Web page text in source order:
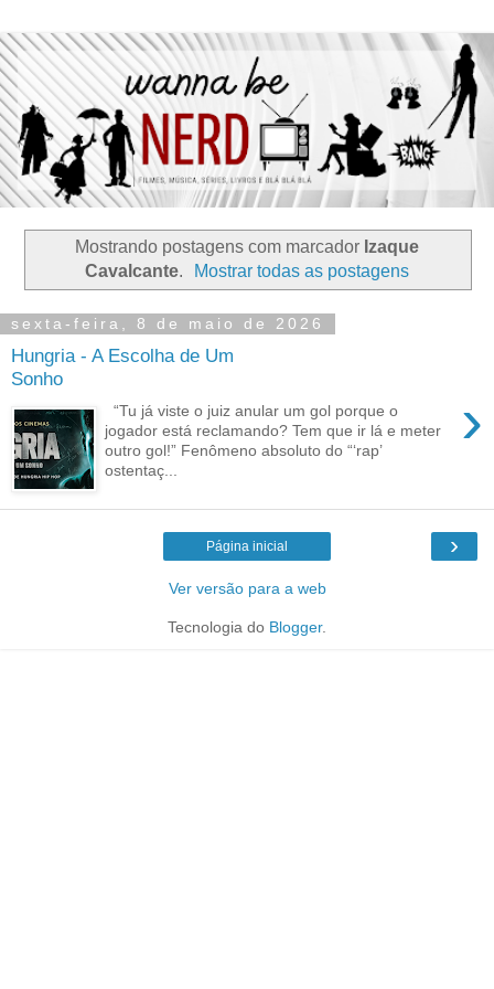
Mostrando postagens com marcador Izaque
Cavalcante. Mostrar todas as postagens
sexta-feira, 8 de maio de 2026
Hungria - A Escolha de Um
Sonho
›
“Tu já viste o juiz anular um gol porque o
jogador está reclamando? Tem que ir lá e meter
outro gol!” Fenômeno absoluto do “‘rap’
ostentaç...
›
Página inicial
Ver versão para a web
Tecnologia do Blogger.